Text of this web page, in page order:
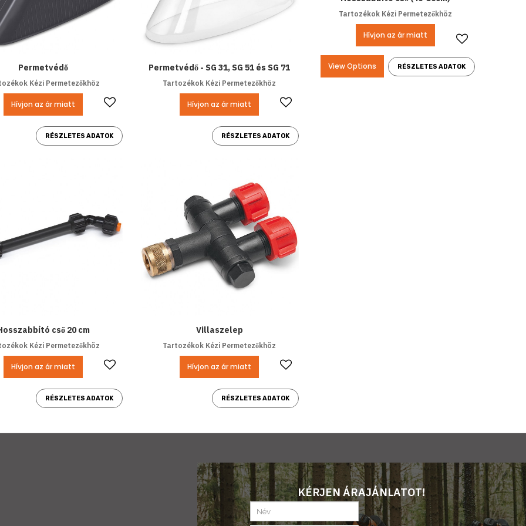
Permetvédő
Kézi Permetezőkhöz
Hívjon az ár miatt Kedvencekhez ad
RÉSZLETES ADATOK
Permetvédő - SG 31, SG 51 és SG 71
Tartozékok Kézi Permetezőkhöz
Hívjon az ár miatt Kedvencekhez ad
RÉSZLETES ADATOK
Tartozékok Kézi Permetezőkhöz
Hívjon az ár miatt
RÉSZLETES ADATOK
View Options
cső 20 cm
Kézi Permetezőkhöz
Hívjon az ár miatt Kedvencekhez ad
RÉSZLETES ADATOK
Villaszelep
Tartozékok Kézi Permetezőkhöz
Hívjon az ár miatt Kedvencekhez ad
RÉSZLETES ADATOK
KÉRJEN ÁRAJÁNLATOT!